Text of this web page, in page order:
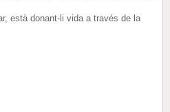
està donant-li vida a través de la